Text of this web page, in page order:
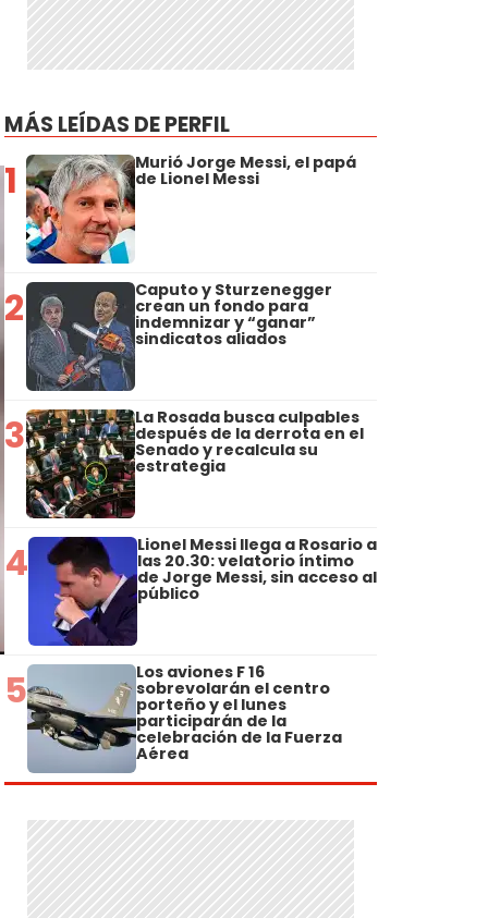
MÁS LEÍDAS DE PERFIL
1 Murió Jorge Messi, el papá
de Lionel Messi
2 Caputo y Sturzenegger
crean un fondo para
indemnizar y “ganar”
sindicatos aliados
3 La Rosada busca culpables
después de la derrota en el
Senado y recalcula su
estrategia
4 Lionel Messi llega a Rosario a
las 20.30: velatorio íntimo
de Jorge Messi, sin acceso al
público
5 Los aviones F 16
sobrevolarán el centro
porteño y el lunes
participarán de la
celebración de la Fuerza
Aérea